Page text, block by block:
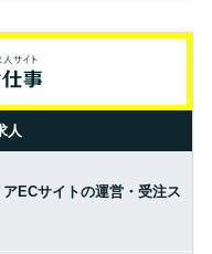
人
ECサイトの運営・受注ス